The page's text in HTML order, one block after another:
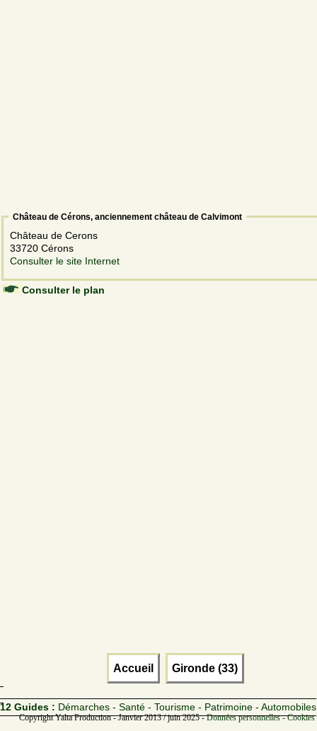
Château de Cérons, anciennement château de Calvimont
Château de Cerons
33720 Cérons
Consulter le site Internet
Consulter le plan
Accueil Gironde (33)
12 Guides : Démarches - Santé - Tourisme - Patrimoine - Automobiles
Copyright Yalta Production - Janvier 2013 / juin 2025 -Données personnelles -